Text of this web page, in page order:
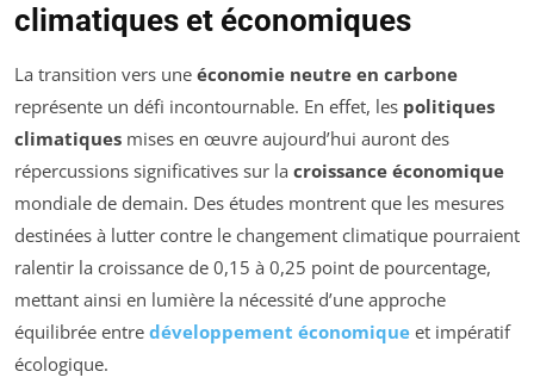
climatiques et économiques
La transition vers une économie neutre en carbone
représente un défi incontournable. En effet, les politiques
climatiques mises en œuvre aujourd’hui auront des
répercussions significatives sur la croissance économique
mondiale de demain. Des études montrent que les mesures
destinées à lutter contre le changement climatique pourraient
ralentir la croissance de 0,15 à 0,25 point de pourcentage,
mettant ainsi en lumière la nécessité d’une approche
équilibrée entre développement économique et impératif
écologique.